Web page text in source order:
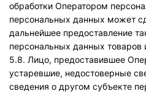
обработки Оператором
персональных данных может
дальнейшее предоставление
персональных данных товаров
5.8. Лицо, предоставившее
устаревшие, недостоверные
сведения о другом субъекте